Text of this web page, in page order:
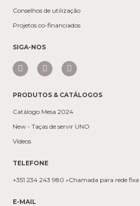
Conselhos de utilização
Projetos co-financiados
SIGA-NOS
PRODUTOS & CATÁLOGOS
Catálogo Mesa 2024
New - Taças de servir UNO
Vídeos
TELEFONE
+351 234 243 980 «Chamada para rede
E-MAIL